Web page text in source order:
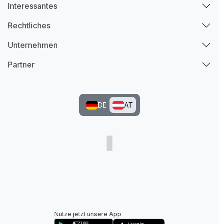
Interessantes
Rechtliches
Unternehmen
Partner
DE AT
Nutze jetzt unsere App